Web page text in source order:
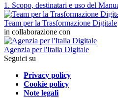
1. Scopo, destinatari e uso del
Team per la Trasformazione Digitale
in collaborazione con
Agenzia per l'Italia Digitale
Seguici su
Privacy policy
Cookie policy
Note legali